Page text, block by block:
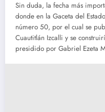
Sin duda, la fecha más
donde en la Gaceta del
número 50, por el cual se
Cuautitlán Izcalli y se
presidido por Gabriel Ezeta